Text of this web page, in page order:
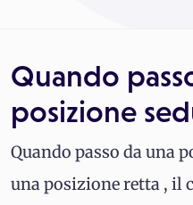
Quando
posizione
Quando passo da una
una posizione retta , il